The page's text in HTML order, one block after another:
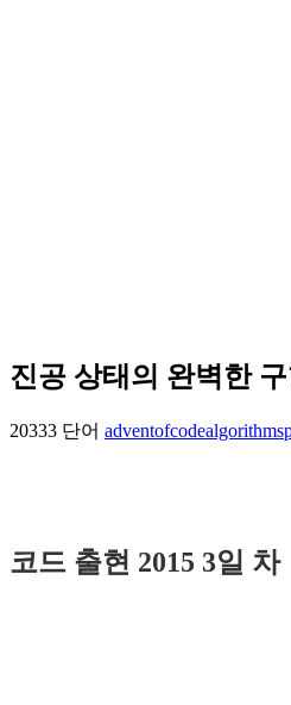
진공 상태의 완벽한
20333 단어 adventofcodealgorithms
코드 출현 2015 3일 차